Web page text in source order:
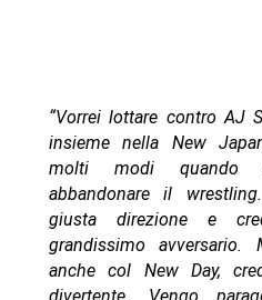
“Vorrei lottare contro AJ
insieme nella New
molti modi quando
abbandonare il
giusta direzione e
grandissimo avversario.
anche col New Day,